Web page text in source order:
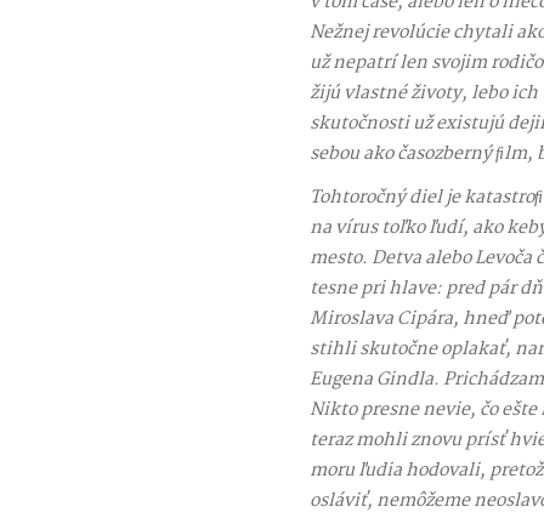
Nežnej revolúcie chytali
už nepatrí len svojim
žijú vlastné životy, lebo ich
skutočnosti už existujú
sebou ako časozberný
Tohtoročný diel je
na vírus toľko ľudí, ako
mesto. Detva alebo
tesne pri hlave: pred pár
Miroslava Cipára, hneď
stihli skutočne oplakať,
Eugena Gindla.
Nikto presne nevie, čo
teraz mohli znovu prísť
moru ľudia hodovali,
osláviť, nemôžeme